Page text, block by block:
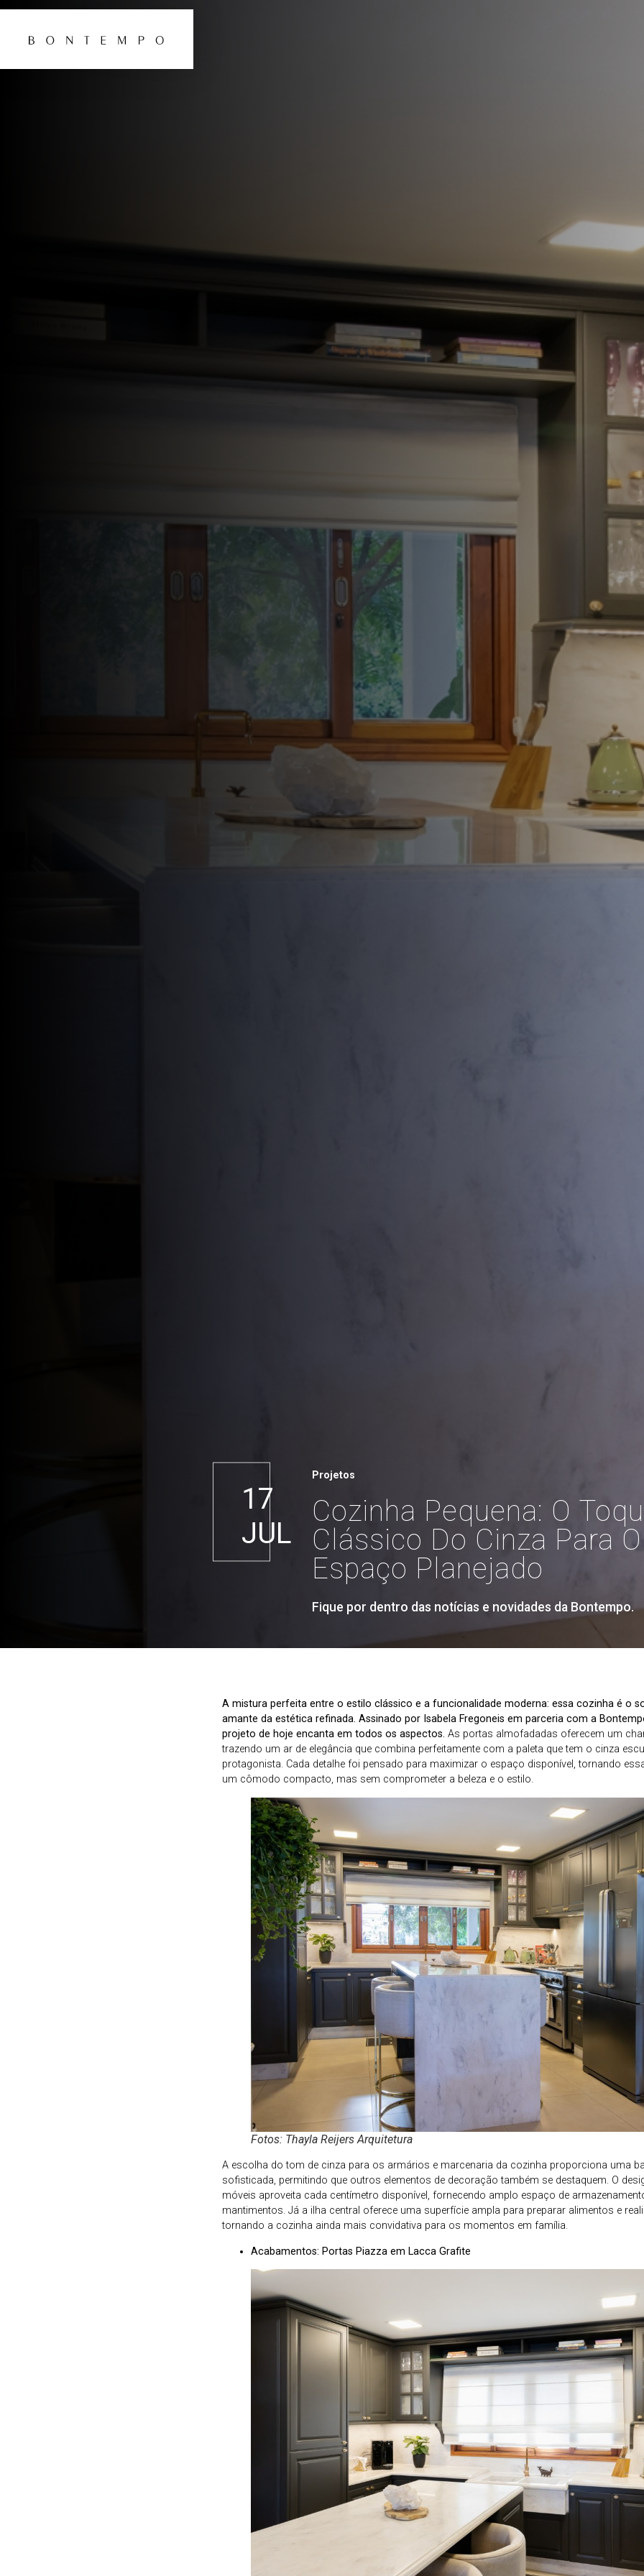
17
JUL
Projetos
Cozinha Pequena: O
Clássico Do Cinza Para O
Espaço Planejado
Fique por dentro das notícias e novidades da Bontempo.
A mistura perfeita entre o estilo clássico e a funcionalidade moderna: essa cozinha é o
amante da estética refinada. Assinado por Isabela Fregoneis em parceria com a
projeto de hoje encanta em todos os aspectos. As portas almofadadas oferecem um
trazendo um ar de elegância que combina perfeitamente com a paleta que tem o cinza
protagonista. Cada detalhe foi pensado para maximizar o espaço disponível, tornando
um cômodo compacto, mas sem comprometer a beleza e o estilo.
Fotos: Thayla Reijers Arquitetura
A escolha do tom de cinza para os armários e marcenaria da cozinha proporciona uma
sofisticada, permitindo que outros elementos de decoração também se destaquem. O
móveis aproveita cada centímetro disponível, fornecendo amplo espaço de
mantimentos. Já a ilha central oferece uma superfície ampla para preparar alimentos e
tornando a cozinha ainda mais convidativa para os momentos em família.
Acabamentos: Portas Piazza em Lacca Grafite